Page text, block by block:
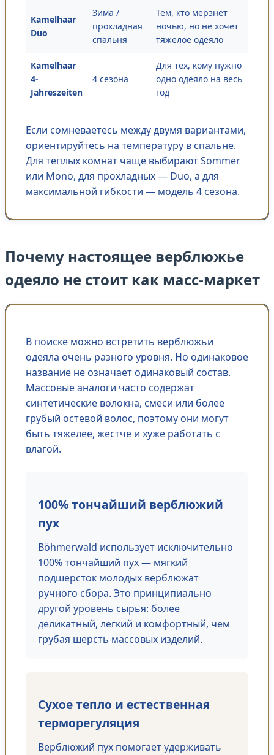
Kamelhaar
Duo
Зима /
прохладная
спальня
Тем, кто мерзнет
ночью, но не хочет
тяжелое одеяло
Kamelhaar
4-
Jahreszeiten
4 сезона
Для тех, кому нужно
одно одеяло на весь
год
Если сомневаетесь между двумя вариантами,
ориентируйтесь на температуру в спальне.
Для теплых комнат чаще выбирают Sommer
или Mono, для прохладных — Duo, а для
максимальной гибкости — модель 4 сезона.
Почему настоящее верблюжье
одеяло не стоит как масс-маркет
В поиске можно встретить верблюжьи
одеяла очень разного уровня. Но одинаковое
название не означает одинаковый состав.
Массовые аналоги часто содержат
синтетические волокна, смеси или более
грубый остевой волос, поэтому они могут
быть тяжелее, жестче и хуже работать с
влагой.
100% тончайший верблюжий
пух
Böhmerwald использует исключительно
100% тончайший пух — мягкий
подшерсток молодых верблюжат
ручного сбора. Это принципиально
другой уровень сырья: более
деликатный, легкий и комфортный, чем
грубая шерсть массовых изделий.
Сухое тепло и естественная
терморегуляция
Верблюжий пух помогает удерживать